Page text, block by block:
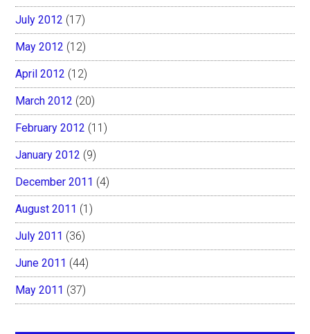
July 2012 (17)
May 2012 (12)
April 2012 (12)
March 2012 (20)
February 2012 (11)
January 2012 (9)
December 2011 (4)
August 2011 (1)
July 2011 (36)
June 2011 (44)
May 2011 (37)